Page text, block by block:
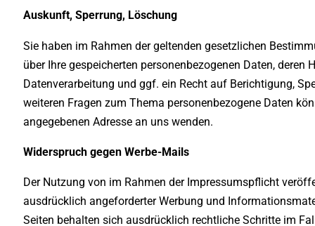
Auskunft, Sperrung, Löschung
Sie haben im Rahmen der geltenden gesetzlichen
über Ihre gespeicherten personenbezogenen Daten,
Datenverarbeitung und ggf. ein Recht auf Berichtigung,
weiteren Fragen zum Thema personenbezogene Daten
angegebenen Adresse an uns wenden.
Widerspruch gegen Werbe-Mails
Der Nutzung von im Rahmen der Impressumspflicht
ausdrücklich angeforderter Werbung und
Seiten behalten sich ausdrücklich rechtliche Schritte im